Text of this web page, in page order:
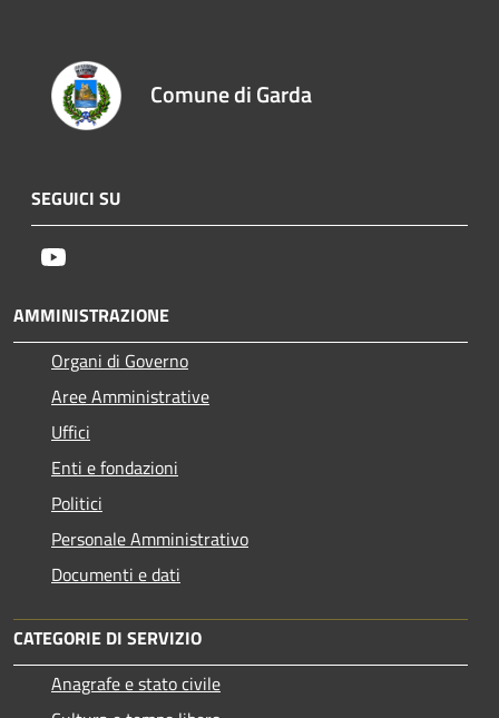
Comune di Garda
SEGUICI SU
AMMINISTRAZIONE
Organi di Governo
Aree Amministrative
Uffici
Enti e fondazioni
Politici
Personale Amministrativo
Documenti e dati
CATEGORIE DI SERVIZIO
Anagrafe e stato civile